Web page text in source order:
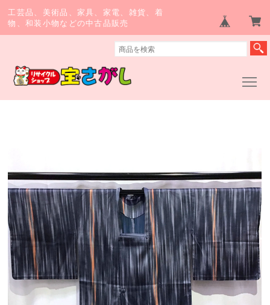
工芸品、美術品、家具、家電、雑貨、着
物、和装小物などの中古品販売